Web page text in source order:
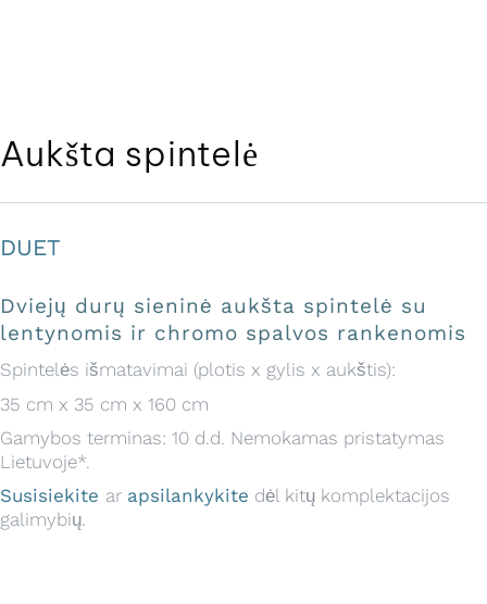
Aukšta spintelė
DUET
Dviejų durų sieninė aukšta spintelė su
lentynomis ir chromo spalvos rankenomis
Spintelės išmatavimai (plotis x gylis x aukštis):
35 cm x 35 cm x 160 cm
Gamybos terminas: 10 d.d. Nemokamas pristatymas
Lietuvoje*.
Susisiekite ar apsilankykite dėl kitų komplektacijos
galimybių.